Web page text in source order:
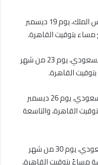
– الاتحاد ضد الفيصلي، في ربع نهائي كأس الملك، يوم 19 ديسمبر
مساء بتوقيت القاهرة.
– الاتحاد ضد الرائد، بطولة دوري روشن السعودي، يوم 23 من شهر
القاهرة.
– الاتحاد ضد النصر، في بطولة الدوري السعودي، يوم 26 ديسمبر
القاهرة، والتاسعة
الاتحاد ضد الطائي، في دوري روشن السعودي، يوم 30 من شهر
مساءً بتوقيت القاهرة،